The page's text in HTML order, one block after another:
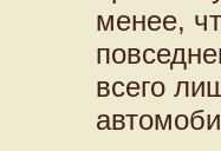
менее,
всего